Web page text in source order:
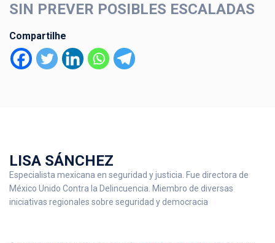
SIN PREVER POSIBLES ESCALADAS
Compartilhe
LISA SÁNCHEZ
Especialista mexicana en seguridad y justicia. Fue directora de
México Unido Contra la Delincuencia. Miembro de diversas
iniciativas regionales sobre seguridad y democracia